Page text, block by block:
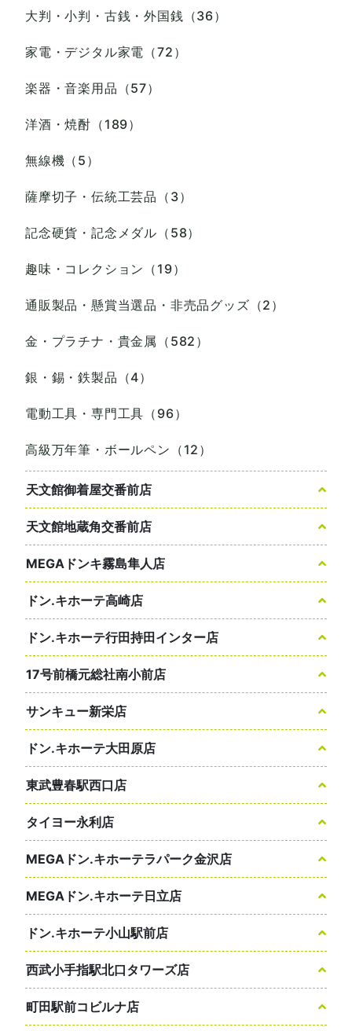
大判・小判・古銭・外国銭（36）
家電・デジタル家電（72）
楽器・音楽用品（57）
洋酒・焼酎（189）
無線機（5）
薩摩切子・伝統工芸品（3）
記念硬貨・記念メダル（58）
趣味・コレクション（19）
通販製品・懸賞当選品・非売品グッズ（2）
金・プラチナ・貴金属（582）
銀・錫・鉄製品（4）
電動工具・専門工具（96）
高級万年筆・ボールペン（12）
天文館御着屋交番前店
天文館地蔵角交番前店
MEGAドンキ霧島隼人店
ドン.キホーテ高崎店
ドン.キホーテ行田持田インター店
17号前橋元総社南小前店
サンキュー新栄店
ドン.キホーテ大田原店
東武豊春駅西口店
タイヨー永利店
MEGAドン.キホーテラパーク金沢店
MEGAドン.キホーテ日立店
ドン.キホーテ小山駅前店
西武小手指駅北口タワーズ店
町田駅前コビルナ店